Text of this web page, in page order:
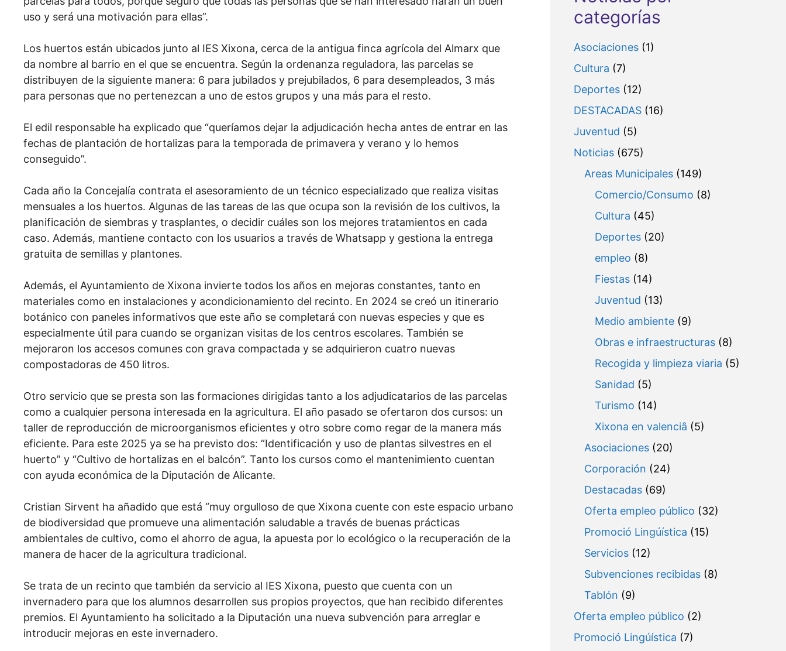
uso y será una motivación para ellas”.
Los huertos están ubicados junto al IES Xixona, cerca de la antigua finca agrícola del Almarx que
da nombre al barrio en el que se encuentra. Según la ordenanza reguladora, las parcelas se
distribuyen de la siguiente manera: 6 para jubilados y prejubilados, 6 para desempleados, 3 más
para personas que no pertenezcan a uno de estos grupos y una más para el resto.
El edil responsable ha explicado que “queríamos dejar la adjudicación hecha antes de entrar en las
fechas de plantación de hortalizas para la temporada de primavera y verano y lo hemos
conseguido”.
Cada año la Concejalía contrata el asesoramiento de un técnico especializado que realiza visitas
mensuales a los huertos. Algunas de las tareas de las que ocupa son la revisión de los cultivos, la
planificación de siembras y trasplantes, o decidir cuáles son los mejores tratamientos en cada
caso. Además, mantiene contacto con los usuarios a través de Whatsapp y gestiona la entrega
gratuita de semillas y plantones.
Además, el Ayuntamiento de Xixona invierte todos los años en mejoras constantes, tanto en
materiales como en instalaciones y acondicionamiento del recinto. En 2024 se creó un itinerario
botánico con paneles informativos que este año se completará con nuevas especies y que es
especialmente útil para cuando se organizan visitas de los centros escolares. También se
mejoraron los accesos comunes con grava compactada y se adquirieron cuatro nuevas
compostadoras de 450 litros.
Otro servicio que se presta son las formaciones dirigidas tanto a los adjudicatarios de las parcelas
como a cualquier persona interesada en la agricultura. El año pasado se ofertaron dos cursos: un
taller de reproducción de microorganismos eficientes y otro sobre como regar de la manera más
eficiente. Para este 2025 ya se ha previsto dos: “Identificación y uso de plantas silvestres en el
huerto” y “Cultivo de hortalizas en el balcón”. Tanto los cursos como el mantenimiento cuentan
con ayuda económica de la Diputación de Alicante.
Cristian Sirvent ha añadido que está “muy orgulloso de que Xixona cuente con este espacio urbano
de biodiversidad que promueve una alimentación saludable a través de buenas prácticas
ambientales de cultivo, como el ahorro de agua, la apuesta por lo ecológico o la recuperación de la
manera de hacer de la agricultura tradicional.
Se trata de un recinto que también da servicio al IES Xixona, puesto que cuenta con un
invernadero para que los alumnos desarrollen sus propios proyectos, que han recibido diferentes
premios. El Ayuntamiento ha solicitado a la Diputación una nueva subvención para arreglar e
introducir mejoras en este invernadero.
categorías
Asociaciones(1)
Cultura (7)
Deportes(12)
DESTACADAS(16)
Juventud (5)
Noticias(675)
Areas Municipales(149)
Comercio/Consumo (8)
Cultura (45)
Deportes(20)
empleo (8)
Fiestas(14)
Juventud (13)
Medio ambiente(9)
Obras e infraestructuras(8)
Recogida y limpieza viaria (5)
Sanidad (5)
Turismo (14)
Xixona en valenciâ (5)
Asociaciones(20)
Corporación (24)
Destacadas(69)
Oferta empleo público (32)
Promoció Lingúística (15)
Servicios(12)
Subvenciones recibidas(8)
Tablón (9)
Oferta empleo público (2)
Promoció Lingúística (7)